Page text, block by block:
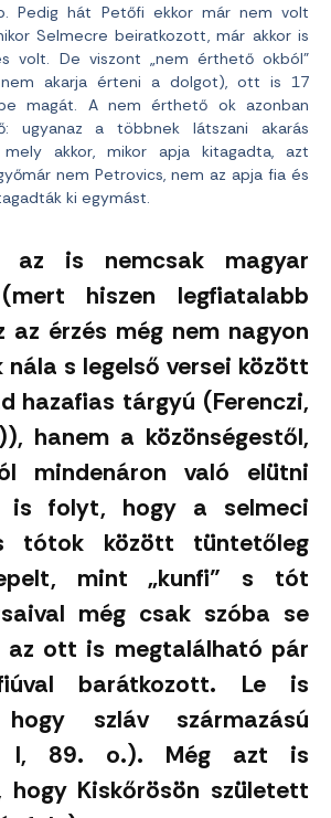
Pedig hát Petőfi ekkor már nem volt
Selmecre beiratkozott, már akkor is
volt. De viszont „nem érthető okból”
nem akarja érteni a dolgot), ott is 17
magát. A nem érthető ok azonban
ugyanaz a többnek látszani akarás
akkor, mikor apja kitagadta, azt
nem Petrovics, nem az apja fia és
ki egymást.
az is nemcsak magyar
hiszen legfiatalabb
az érzés még nem nagyon
nála s legelső versei között
hazafias tárgyú (Ferenczi,
hanem a közönségestől,
mindenáron való elütni
is folyt, hogy a selmeci
tótok között tüntetőleg
mint „kunfi” s tót
még csak szóba se
az ott is megtalálható pár
barátkozott. Le is
szláv származású
I, 89. o.). Még azt is
hogy Kiskőrösön született